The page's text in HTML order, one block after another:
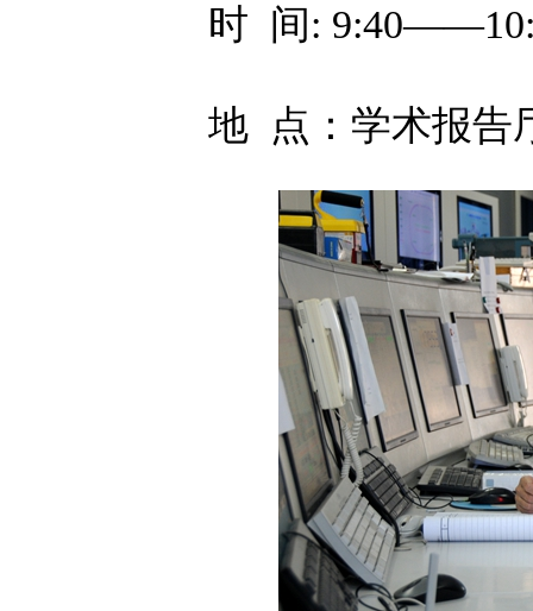
时 间:
地 点：学术报告